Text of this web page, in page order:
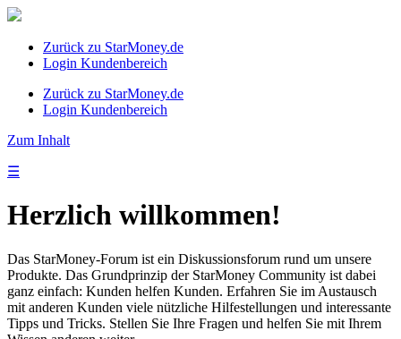
Zurück zu StarMoney.de
Login Kundenbereich
Zurück zu StarMoney.de
Login Kundenbereich
Zum Inhalt
☰
Herzlich willkommen!
Das StarMoney-Forum ist ein Diskussionsforum rund um unsere
Produkte. Das Grundprinzip der StarMoney Community ist dabei
ganz einfach: Kunden helfen Kunden. Erfahren Sie im Austausch
mit anderen Kunden viele nützliche Hilfestellungen und interessante
Tipps und Tricks. Stellen Sie Ihre Fragen und helfen Sie mit Ihrem